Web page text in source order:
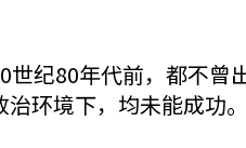
世纪80年代前，都不曾
环境下，均未能成功。